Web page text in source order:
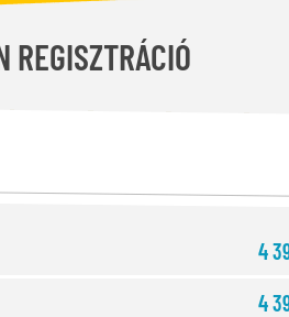
REGISZTRÁCIÓ
4
4